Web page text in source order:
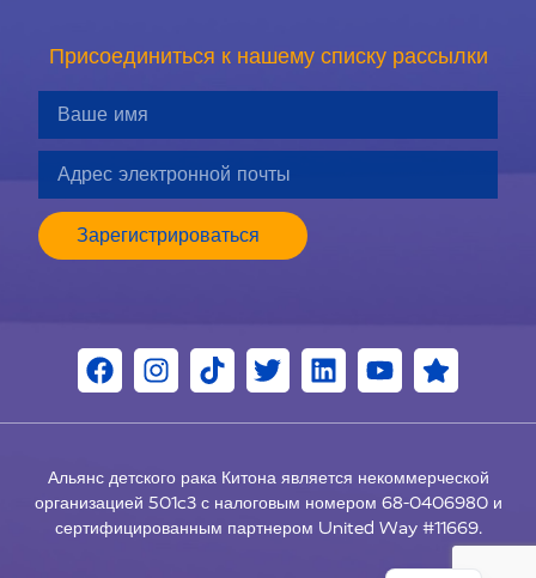
Присоединиться к нашему списку рассылки
Зарегистрироваться
Альянс детского рака Китона является некоммерческой
организацией 501c3 с налоговым номером 68-0406980 и
сертифицированным партнером United Way #11669.
ES